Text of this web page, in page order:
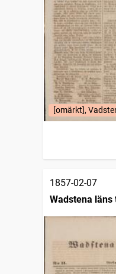
[omärkt],
1857-02-07
Wadstena läns